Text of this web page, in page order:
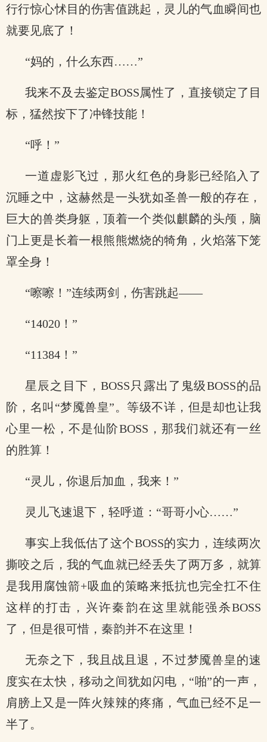
行行惊心怵目的伤害值跳起，灵儿的气血瞬间也
就要见底了！
“妈的，什么东西……”
我来不及去鉴定BOSS属性了，直接锁定了目
标，猛然按下了冲锋技能！
“呼！”
一道虚影飞过，那火红色的身影已经陷入了
沉睡之中，这赫然是一头犹如圣兽一般的存在，
巨大的兽类身躯，顶着一个类似麒麟的头颅，脑
门上更是长着一根熊熊燃烧的犄角，火焰落下笼
罩全身！
“嚓嚓！”连续两剑，伤害跳起——
“14020！”
“11384！”
星辰之目下，BOSS只露出了鬼级BOSS的品
阶，名叫“梦魇兽皇”。等级不详，但是却也让我
心里一松，不是仙阶BOSS，那我们就还有一丝
的胜算！
“灵儿，你退后加血，我来！”
灵儿飞速退下，轻呼道：“哥哥小心……”
事实上我低估了这个BOSS的实力，连续两次
撕咬之后，我的气血就已经丢失了两万多，就算
是我用腐蚀箭+吸血的策略来抵抗也完全扛不住
这样的打击，兴许秦韵在这里就能强杀BOSS
了，但是很可惜，秦韵并不在这里！
无奈之下，我且战且退，不过梦魇兽皇的速
度实在太快，移动之间犹如闪电，“啪”的一声，
肩膀上又是一阵火辣辣的疼痛，气血已经不足一
半了。